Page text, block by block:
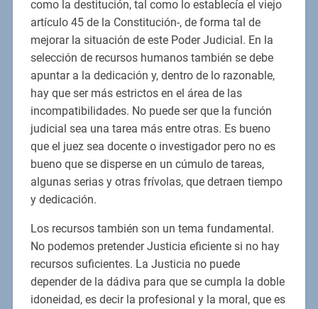
como la destitución, tal como lo establecía el viejo
artículo 45 de la Constitución-, de forma tal de
mejorar la situación de este Poder Judicial. En la
selección de recursos humanos también se debe
apuntar a la dedicación y, dentro de lo razonable,
hay que ser más estrictos en el área de las
incompatibilidades. No puede ser que la función
judicial sea una tarea más entre otras. Es bueno
que el juez sea docente o investigador pero no es
bueno que se disperse en un cúmulo de tareas,
algunas serias y otras frívolas, que detraen tiempo
y dedicación.
Los recursos también son un tema fundamental.
No podemos pretender Justicia eficiente si no hay
recursos suficientes. La Justicia no puede
depender de la dádiva para que se cumpla la doble
idoneidad, es decir la profesional y la moral, que es